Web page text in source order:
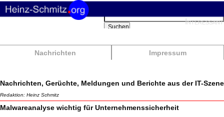
Nachrichten Impressum
Suchbegriffe
Suchen
Nachrichten, Gerüchte, Meldungen und Berichte aus der IT-Szene
Redaktion: Heinz Schmitz
Malwareanalyse wichtig für Unternehmenssicherheit